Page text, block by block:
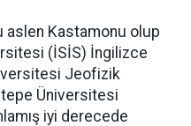
aslen Kastamonu olup
(İSİS) İngilizce
Jeofizik
Üniversitesi
iyi derecede